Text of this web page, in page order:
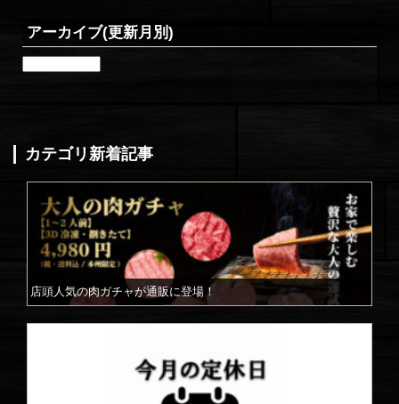
アーカイブ(更新月別)
(更
新
月
カテゴリ新着記事
店頭人気の肉ガチャが通販に登場！